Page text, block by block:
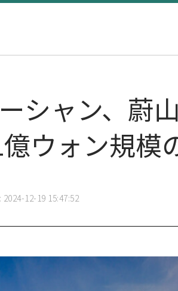
シャン、蔚
ウォン規模
2024-12-19 15:47:52